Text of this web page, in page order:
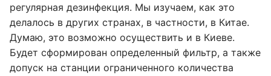
регулярная дезинфекция. Мы изучаем, как это
делалось в других странах, в частности, в Китае.
Думаю, это возможно осуществить и в Киеве.
Будет сформирован определенный фильтр, а также
допуск на станции ограниченного количества